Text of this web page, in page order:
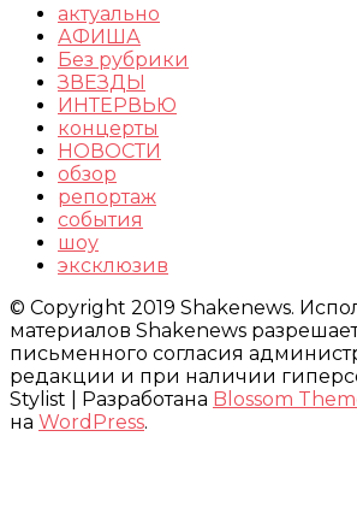
актуально
АФИША
Без рубрики
ЗВЕЗДЫ
ИНТЕРВЬЮ
концерты
НОВОСТИ
обзор
репортаж
события
шоу
эксклюзив
© Copyright 2019 Shakenews.
материалов Shakenews
письменного согласия
редакции и при наличии
Stylist | Разработана Blossom
на WordPress.